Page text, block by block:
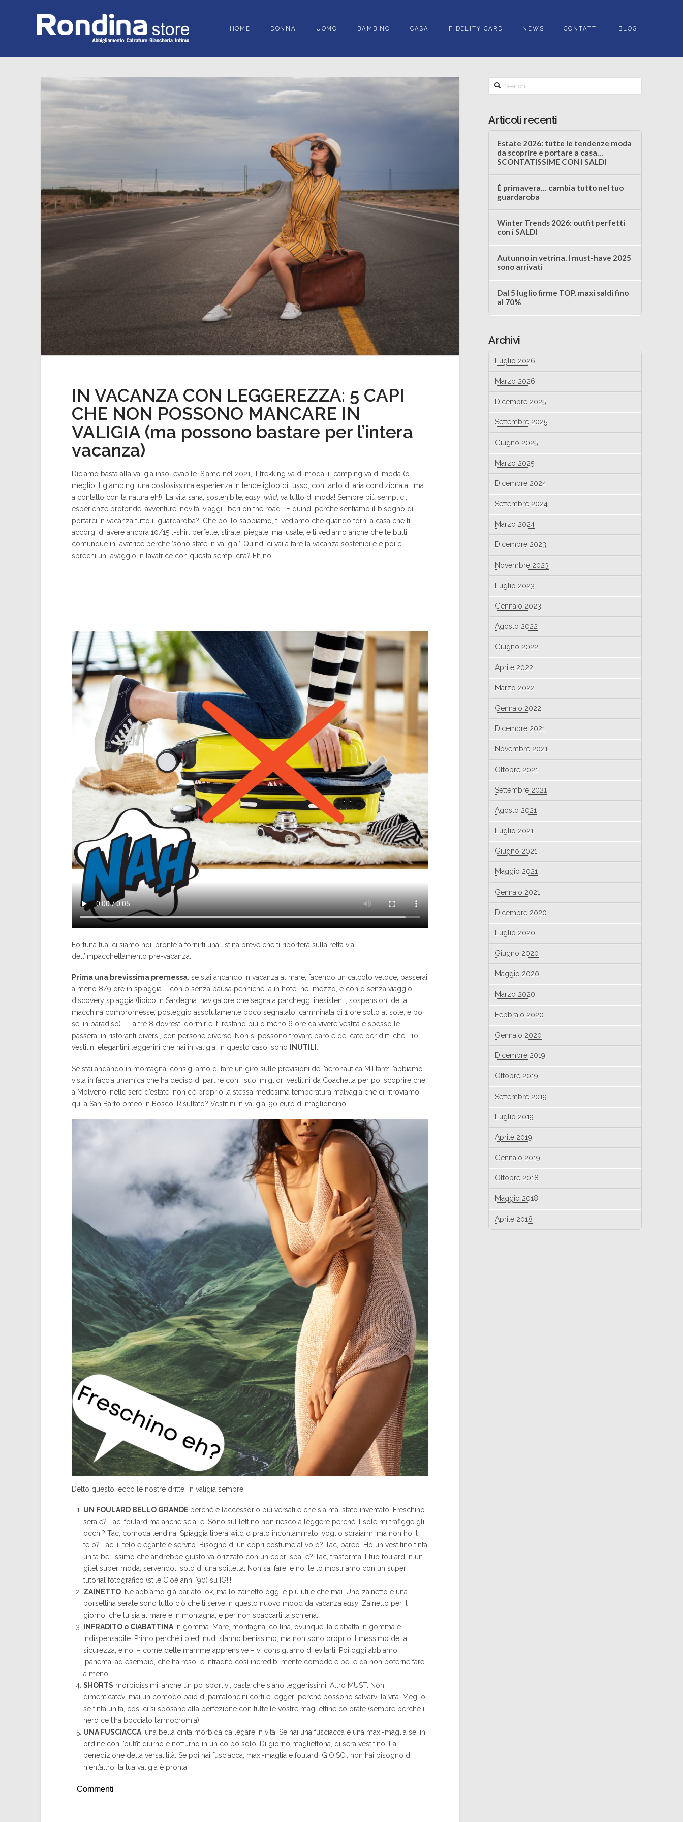
HOME DONNA UOMO BAMBINO CASA FIDELITY CARD NEWS CONTATTI BLOG
IN VACANZA CON LEGGEREZZA: 5 CAPI
CHE NON POSSONO MANCARE IN
VALIGIA (ma possono bastare per l’intera
vacanza)
Diciamo basta alla valigia insollevabile. Siamo nel 2021, il trekking va di moda, il camping va di moda (o
meglio il glamping, una costosissima esperienza in tende igloo di lusso, con tanto di aria condizionata… ma
a contatto con la natura eh!). La vita sana, sostenibile, easy, wild, va tutto di moda! Sempre più semplici,
esperienze profonde, avventure, novità, viaggi liberi on the road… E quindi perché sentiamo il bisogno di
portarci in vacanza tutto il guardaroba?! Che poi lo sappiamo, ti vediamo che quando torni a casa che ti
accorgi di avere ancora 10/15 t-shirt perfette, stirate, piegate, mai usate, e ti vediamo anche che le butti
comunque in lavatrice perché ‘sono state in valigia!’. Quindi ci vai a fare la vacanza sostenibile e poi ci
sprechi un lavaggio in lavatrice con questa semplicità? Eh no!
Fortuna tua, ci siamo noi, pronte a fornirti una listina breve che ti riporterà sulla retta via
dell’impacchettamento pre-vacanza.
Prima una brevissima premessa: se stai andando in vacanza al mare, facendo un calcolo veloce, passerai
almeno 8/9 ore in spiaggia – con o senza pausa pennichella in hotel nel mezzo, e con o senza viaggio
discovery spiaggia (tipico in Sardegna: navigatore che segnala parcheggi inesistenti, sospensioni della
macchina compromesse, posteggio assolutamente poco segnalato, camminata di 1 ore sotto al sole, e poi
sei in paradiso) – , altre 8 dovresti dormirle, ti restano più o meno 6 ore da vivere vestita e spesso le
passerai in ristoranti diversi, con persone diverse. Non si possono trovare parole delicate per dirti che i 10
vestitini elegantini leggerini che hai in valigia, in questo caso, sono
INUTILI .
Se stai andando in montagna, consigliamo di fare un giro sulle previsioni dell’aeronautica Militare: l’abbiamo
vista in faccia un’amica che ha deciso di partire con i suoi migliori vestitini da Coachella per poi scoprire che
a Molveno, nelle sere d’estate, non c’è proprio la stessa medesima temperatura malvagia che ci ritroviamo
qui a San Bartolomeo in Bosco. Risultato? Vestitini in valigia, 90 euro di maglioncino.
Detto questo, ecco le nostre dritte. In valigia sempre:
UN FOULARD BELLO GRANDE perché è l’accessorio più versatile che sia mai stato inventato. Freschino
serale? Tac, foulard ma anche scialle. Sono sul lettino non riesco a leggere perché il sole mi trafigge gli
occhi? Tac, comoda tendina. Spiaggia libera wild o prato incontaminato: voglio sdraiarmi ma non ho il
telo? Tac, il telo elegante è servito. Bisogno di un copri costume al volo? Tac, pareo. Ho un vestitino tinta
unita bellissimo che andrebbe giusto valorizzato con un copri spalle? Tac, trasforma il tuo foulard in un
gilet super moda, servendoti solo di una spilletta. Non sai fare: e noi te lo mostriamo con un super
tutorial fotografico (stile Cioè anni ‘90) su IG!!!
ZAINETTO. Ne abbiamo già parlato, ok, ma lo zainetto oggi è più utile che mai. Uno zainetto e una
borsettina serale sono tutto ciò che ti serve in questo nuovo mood da vacanza easy. Zainetto per il
giorno, che tu sia al mare e in montagna, e per non spaccarti la schiena.
INFRADITO o CIABATTINAin gomma. Mare, montagna, collina, ovunque, la ciabatta in gomma è
indispensabile. Primo perché i piedi nudi stanno benissimo, ma non sono proprio il massimo della
sicurezza, e noi – come delle mamme apprensive – vi consigliamo di evitarli. Poi oggi abbiamo
Ipanema, ad esempio, che ha reso le infradito così incredibilmente comode e belle da non poterne fare
a meno.
SHORTS morbidissimi, anche un po’ sportivi, basta che siano leggerissimi. Altro MUST. Non
dimenticatevi mai un comodo paio di pantaloncini corti e leggeri perché possono salvarvi la vita. Meglio
se tinta unita, così ci si sposano alla perfezione con tutte le vostre magliettine colorate (sempre perché il
nero ce l’ha bocciato l’armocromia).
UNA FUSCIACCA, una bella cinta morbida da legare in vita. Se hai una fusciacca e una maxi-maglia sei in
ordine con l’outfit diurno e notturno in un colpo solo. Di giorno magliettona, di sera vestitino. La
benedizione della versatilità. Se poi hai fusciacca, maxi-maglia e foulard, GIOISCI, non hai bisogno di
nient’altro: la tua valigia è pronta!
Commenti
Search
Articoli recenti
Estate 2026: tutte le tendenze moda
da scoprire e portare a casa…
SCONTATISSIME CON I SALDI
È primavera… cambia tutto nel tuo
guardaroba
Winter Trends 2026: outfit perfetti
con i SALDI
Autunno in vetrina. I must-have 2025
sono arrivati
Dal 5 luglio firme TOP, maxi saldi fino
al 70%
Archivi
Luglio 2026
Marzo 2026
Dicembre 2025
Settembre 2025
Giugno 2025
Marzo 2025
Dicembre 2024
Settembre 2024
Marzo 2024
Dicembre 2023
Novembre 2023
Luglio 2023
Gennaio 2023
Agosto 2022
Giugno 2022
Aprile 2022
Marzo 2022
Gennaio 2022
Dicembre 2021
Novembre 2021
Ottobre 2021
Settembre 2021
Agosto 2021
Luglio 2021
Giugno 2021
Maggio 2021
Gennaio 2021
Dicembre 2020
Luglio 2020
Giugno 2020
Maggio 2020
Marzo 2020
Febbraio 2020
Gennaio 2020
Dicembre 2019
Ottobre 2019
Settembre 2019
Luglio 2019
Aprile 2019
Gennaio 2019
Ottobre 2018
Maggio 2018
Aprile 2018